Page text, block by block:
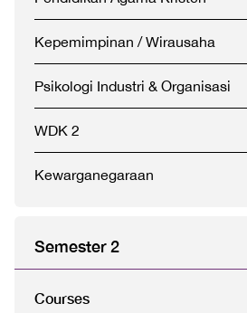
Kepemimpinan / Wirausaha
Psikologi Industri & Organisasi
WDK 2
Kewarganegaraan
Semester 2
Courses